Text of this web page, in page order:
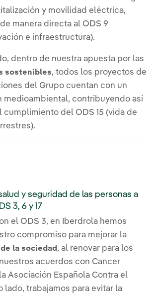
y movilidad eléctrica,
manera directa al ODS 9
e infraestructura).
dentro de nuestra apuesta por las
sostenibles, todos los proyectos de
del Grupo cuentan con un
medioambiental, contribuyendo así
cumplimiento del ODS 15 (vida de
y seguridad de las personas a
3, 6 y 17
el ODS 3, en Iberdrola hemos
compromiso para mejorar la
la sociedad , al renovar para los
acuerdos con Cancer
Asociación Española Contra el
lado, trabajamos para evitar la